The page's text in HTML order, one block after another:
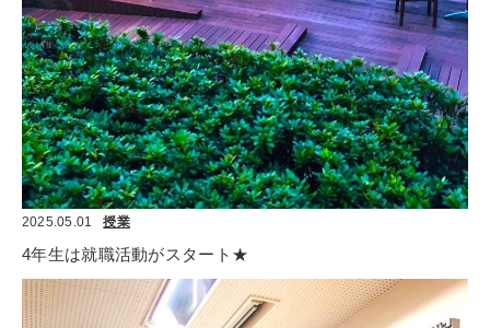
2025.05.01 授業
4年生は就職活動がスタート★